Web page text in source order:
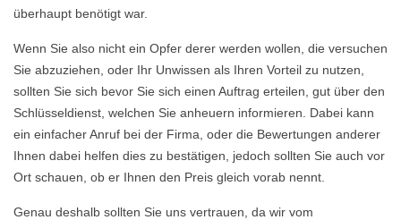
überhaupt benötigt war.
Wenn Sie also nicht ein Opfer derer werden wollen, die versuchen
Sie abzuziehen, oder Ihr Unwissen als Ihren Vorteil zu nutzen,
sollten Sie sich bevor Sie sich einen Auftrag erteilen, gut über den
Schlüsseldienst, welchen Sie anheuern informieren. Dabei kann
ein einfacher Anruf bei der Firma, oder die Bewertungen anderer
Ihnen dabei helfen dies zu bestätigen, jedoch sollten Sie auch vor
Ort schauen, ob er Ihnen den Preis gleich vorab nennt.
Genau deshalb sollten Sie uns vertrauen, da wir vom